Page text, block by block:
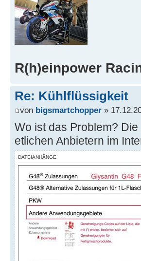
R(h)einpower
Re: Kühlflüssigkeit
von bigsmartchopper »
Wo ist das Problem? Die
etlichen Anbietern im
DATEIANHÄNGE